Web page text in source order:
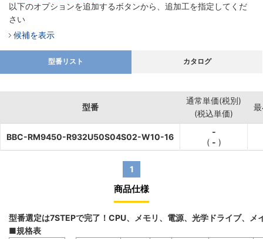
以下のオプションを追加するボタンから、追加工を指定してくだ
さい
候補を表示
型番リスト カタログ
型番
通常単価(税別)
(税込単価)
BBC-RM9450-R932U50S04S02-W10-16
-
( - )
1
商品仕様
型番選定は7STEPで完了！CPU、メモリ、電源、光学ドライブ、
■規格表